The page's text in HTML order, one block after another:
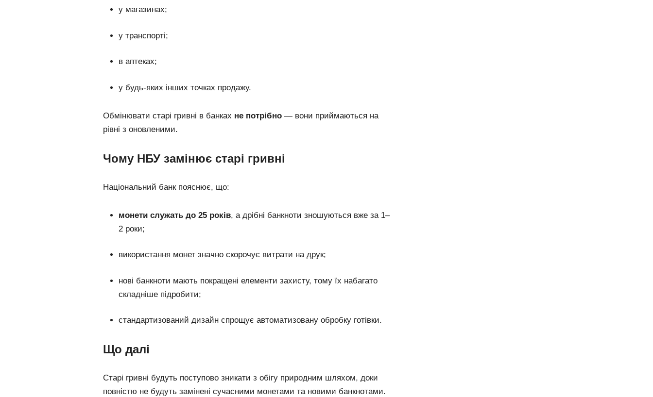
у магазинах;
у транспорті;
в аптеках;
у будь-яких інших точках продажу.
Обмінювати старі гривні в банках не потрібно — вони приймаються на
рівні з оновленими.
Чому НБУ замінює старі гривні
Національний банк пояснює, що:
монети служать до 25 років, а дрібні банкноти зношуються вже за 1–
2 роки;
використання монет значно скорочує витрати на друк;
нові банкноти мають покращені елементи захисту, тому їх набагато
складніше підробити;
стандартизований дизайн спрощує автоматизовану обробку готівки.
Що далі
Старі гривні будуть поступово зникати з обігу природним шляхом, доки
повністю не будуть замінені сучасними монетами та новими банкнотами.